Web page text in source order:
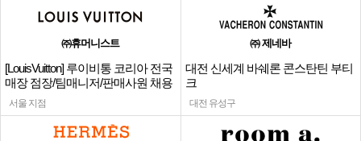
㈜휴머니스트
[LouisVuitton] 루이비통 코리아 전국
매장 점장/팀매니저/판매사원 채용
서울 지점
㈜ 제네바
대전 신세계 바쉐론 콘스탄틴 부티
크
대전 유성구